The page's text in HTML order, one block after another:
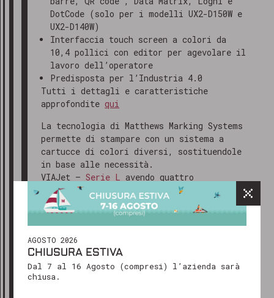
AGOSTO 2026
CHIUSURA ESTIVA
Dal 7 al 16 Agosto (compresi) l’azienda sarà
chiusa.
DotCode (solo per i modelli UX2-D150W e
UX2-D140W)
Interfaccia touch screen a colori da
10,4 pollici con editor per agevolare il
lavoro dell’operatore
Predisposta per l’Industria 4.0
Tutti i dettagli e caratteristiche
approfondite qui
La tecnologia di Matthews Marking Systems
permette di stampare con un sistema a
cartucce di colori diversi, sostituendole
in base alle necessità.
VIAJet –Serie L avendo quattro
dimensioni diverse fra cui scegliere è
perfetta sia per OEM sia su linea di
produzione o confezionamento che
richiedono stampe grandi ma in alta
definizione.
Le teste di stampa hanno altezza di
GRAZIE PER AVERCI CONTATTATO
Gentile cliente,
abbiamo ricevuto il tuo messaggio e
il nostro team ti risponderà al più
presto, solitamente entro 24-48 ore
Ti ringraziamo per il tuo interesse e
restiamo a tua disposizione!